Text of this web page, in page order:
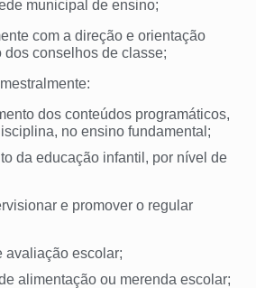
municipal de ensino;
com a direção e orientação
dos conselhos de classe;
dos conteúdos programáticos,
no ensino fundamental;
da educação infantil, por nível de
e promover o regular
avaliação escolar;
alimentação ou merenda escolar;